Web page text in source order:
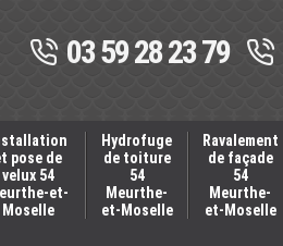
03 59 28 23 79
pose de
velux 54
et-
Moselle
Hydrofuge
de toiture
54
Meurthe-
et-Moselle
Ravalement
de façade
54
Meurthe-
et-Moselle